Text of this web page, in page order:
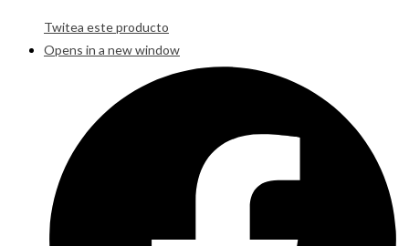
Twitea este producto
Opens in a new window